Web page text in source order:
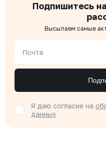
Подпишитесь
Высылаем самые
Почта
Я даю согласие на
данных